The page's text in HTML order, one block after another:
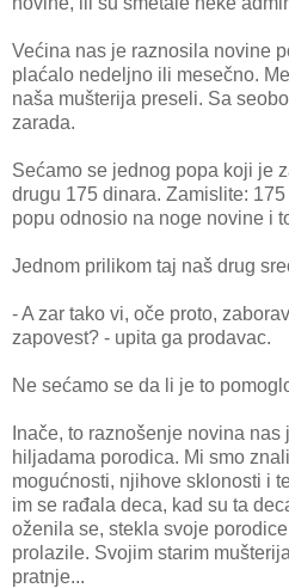
Većina nas je raznosila novine
plaćalo nedeljno ili mesečno.
naša mušterija preseli. Sa
zarada.
Sećamo se jednog popa koji je
drugu 175 dinara. Zamislite:
popu odnosio na noge novine i
Jednom prilikom taj naš drug
- A zar tako vi, oče proto,
zapovest? - upita ga prodavac.
Ne sećamo se da li je to
Inače, to raznošenje novina
hiljadama porodica. Mi smo
mogućnosti, njihove sklonosti i
im se rađala deca, kad su ta
oženila se, stekla svoje
prolazile. Svojim starim
pratnje...